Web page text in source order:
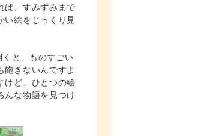
ば、すみずみまで
い絵をじっくり見
くと、ものすごい
きないんですよ
けど、ひとつの絵
んな物語を見つけ